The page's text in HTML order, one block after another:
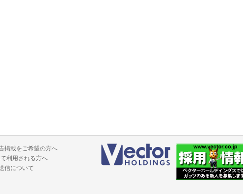
掲載をご希望の方へ
利用される方へ
信について